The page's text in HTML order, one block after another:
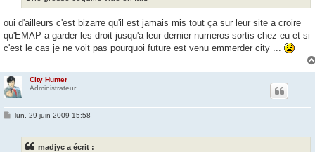
oui d'ailleurs c'est bizarre qu'il est jamais mis tout ça sur leur site a croire
qu'EMAP a garder les droit jusqu'a leur dernier numeros sortis chez eu et si
c'est le cas je ne voit pas pourquoi future est venu emmerder city ...
City Hunter
Administrateur
Mlun. 29 juin 2009 15:58
madjyc a écrit :